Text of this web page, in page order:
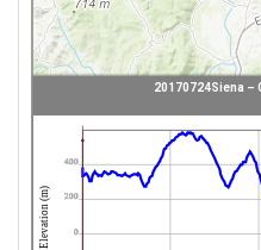

0
200
400
Elevation (m)
20170724Siena –
Click following button
see information about it.